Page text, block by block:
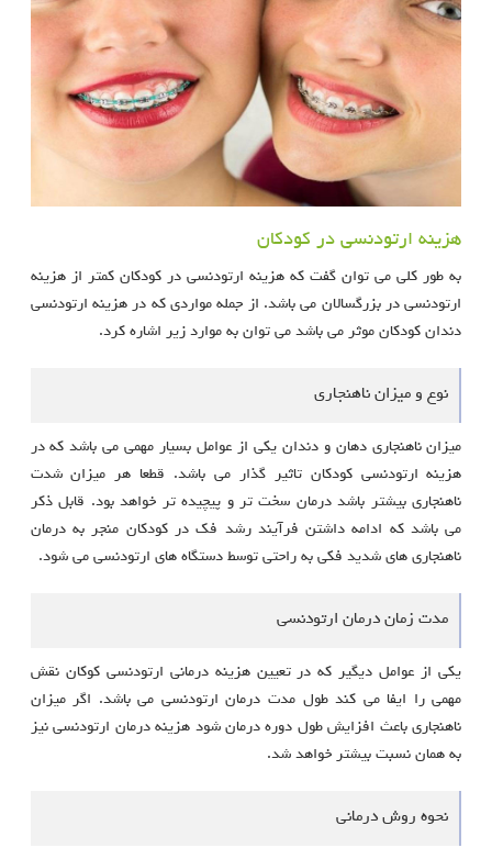
هزینه ارتودنسی در کودکان
به طور کلی می توان گفت که هزینه ارتودنسی در کودکان کمتر از هزینه
ارتودنسی در بزرگسالان می باشد. از جمله مواردی که در هزینه ارتودنسی
دندان کودکان موثر می باشد می توان به موارد زیر اشاره کرد.
نوع و میزان ناهنجاری
میزان ناهنجاری دهان و دندان یکی از عوامل بسیار مهمی می باشد که در
هزینه ارتودنسی کودکان تاثیر گذار می باشد. قطعا هر میزان شدت
ناهنجاری بیشتر باشد درمان سخت تر و پیچیده تر خواهد بود. قابل ذکر
می باشد که ادامه داشتن فرآیند رشد فک در کودکان منجر به درمان
ناهنجاری های شدید فکی به راحتی توسط دستگاه های ارتودنسی می شود.
مدت زمان درمان ارتودنسی
یکی از عوامل دیگیر که در تعیین هزینه درمانی ارتودنسی کوکان نقش
مهمی را ایفا می کند طول مدت درمان ارتودنسی می باشد. اگر میزان
ناهنجاری باعث افزایش طول دوره درمان شود هزینه درمان ارتودنسی نیز
به همان نسبت بیشتر خواهد شد.
نحوه روش درمانی